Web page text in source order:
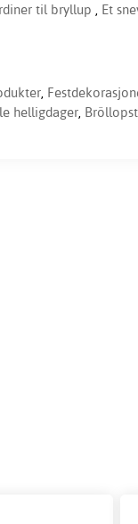
til bryllup , Et
,
helligdager,